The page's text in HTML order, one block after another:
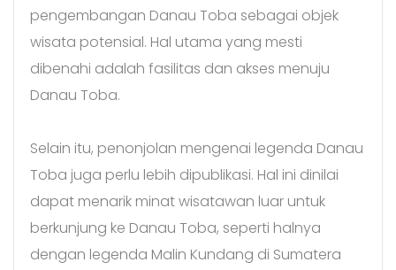
pengembangan Danau Toba sebagai objek
wisata potensial. Hal utama yang mesti
dibenahi adalah fasilitas dan akses menuju
Danau Toba.
Selain itu, penonjolan mengenai legenda Danau
Toba juga perlu lebih dipublikasi. Hal ini dinilai
dapat menarik minat wisatawan luar untuk
berkunjung ke Danau Toba, seperti halnya
dengan legenda Malin Kundang di Sumatera